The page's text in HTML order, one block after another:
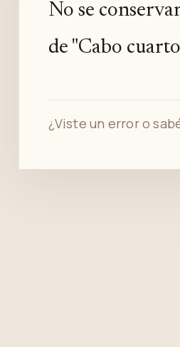
No se
de "Cabo
¿Viste un error o